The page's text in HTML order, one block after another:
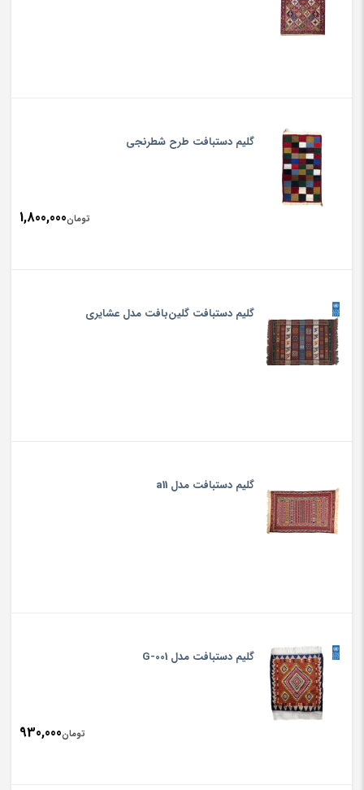
گلیم دستبافت طرح شطرنجی
تومان1,800,000
گلیم دستبافت گلین‌بافت مدل عشایری
گلیم دستبافت مدل a11
گلیم دستبافت مدل G-001
تومان930,000